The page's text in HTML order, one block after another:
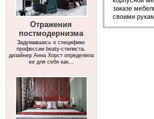
Отражения
постмодернизма
Задумавшись о специфике
профессии beaty-стилиста,
дизайнер Анна Хорст определила
ее для себя как...
заказе
своими